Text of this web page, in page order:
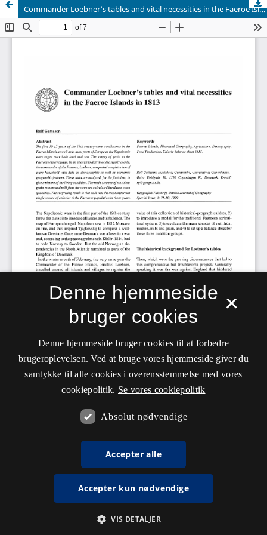
Commander Loebner's tables and vital necessities in the Faeroe Islands in 1813
×
Denne hjemmeside
bruger cookies
Denne hjemmeside bruger cookies til at forbedre
brugeroplevelsen. Ved at bruge vores hjemmeside giver du
samtykke til alle cookies i overensstemmelse med vores
cookiepolitik. Se vores cookiepolitik
Absolut nødvendige
Accepter alle
Accepter kun nødvendige
VIS DETALJER